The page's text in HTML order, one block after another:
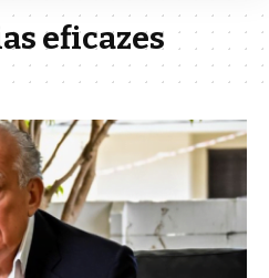
eficazes